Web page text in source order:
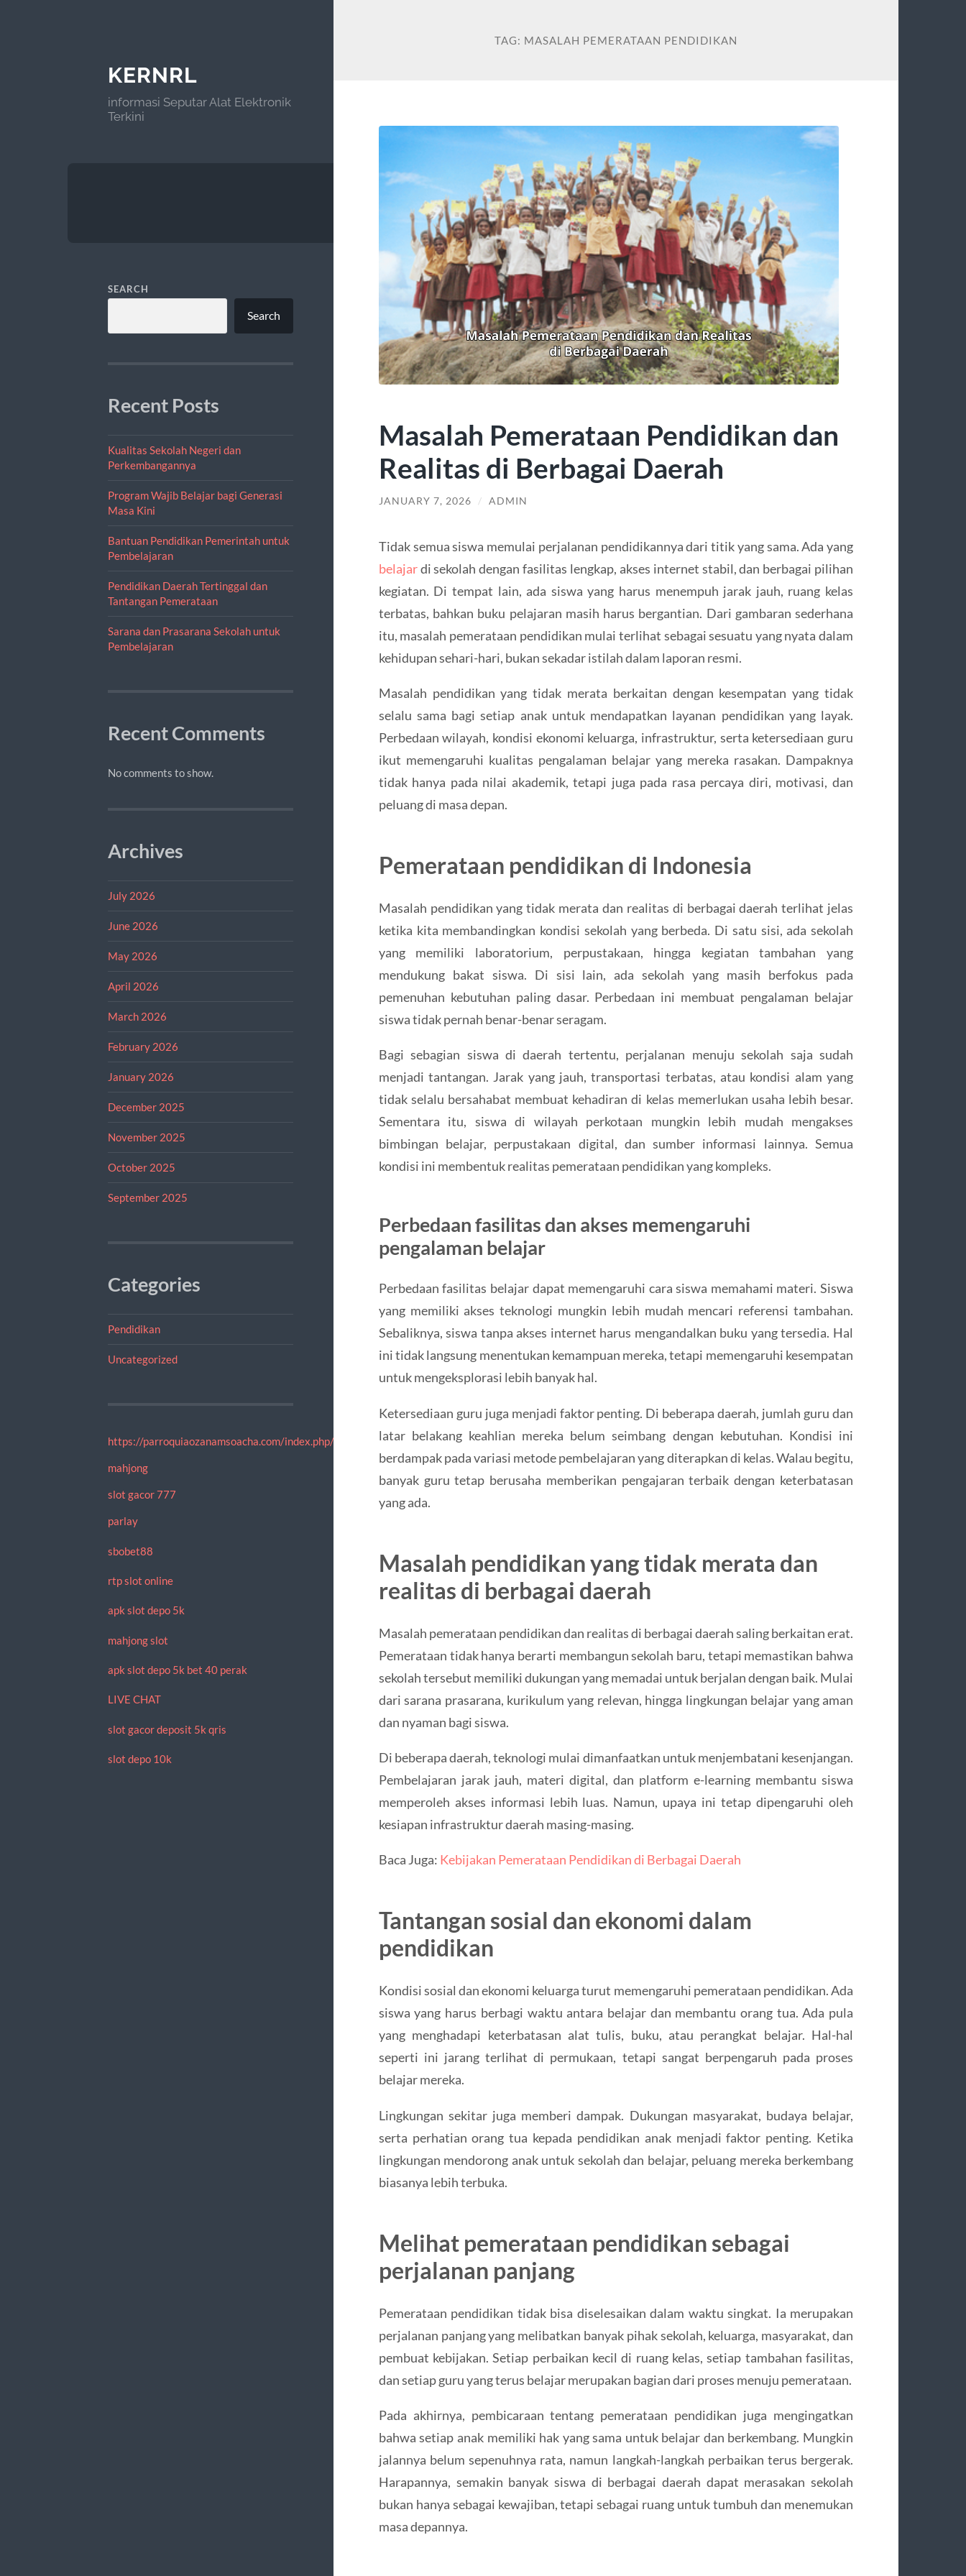
KERNRL
informasi Seputar Alat Elektronik
Terkini
SEARCH
Search
Recent Posts
Kualitas Sekolah Negeri dan
Perkembangannya
Program Wajib Belajar bagi Generasi
Masa Kini
Bantuan Pendidikan Pemerintah untuk
Pembelajaran
Pendidikan Daerah Tertinggal dan
Tantangan Pemerataan
Sarana dan Prasarana Sekolah untuk
Pembelajaran
Recent Comments
No comments to show.
Archives
July 2026
June 2026
May 2026
April 2026
March 2026
February 2026
January 2026
December 2025
November 2025
October 2025
September 2025
Categories
Pendidikan
Uncategorized
https://parroquiaozanamsoacha.com/index.php/nosotros/informacion.html
mahjong
slot gacor 777
parlay
sbobet88
rtp slot online
apk slot depo 5k
mahjong slot
apk slot depo 5k bet 40 perak
LIVE CHAT
slot gacor deposit 5k qris
slot depo 10k
TAG: MASALAH PEMERATAAN PENDIDIKAN
Masalah Pemerataan Pendidikan dan
Realitas di Berbagai Daerah
JANUARY 7, 2026 / ADMIN
Tidak semua siswa memulai perjalanan pendidikannya dari titik yang sama. Ada yang
belajardi sekolah dengan fasilitas lengkap, akses internet stabil, dan berbagai pilihan
kegiatan. Di tempat lain, ada siswa yang harus menempuh jarak jauh, ruang kelas
terbatas, bahkan buku pelajaran masih harus bergantian. Dari gambaran sederhana
itu, masalah pemerataan pendidikan mulai terlihat sebagai sesuatu yang nyata dalam
kehidupan sehari-hari, bukan sekadar istilah dalam laporan resmi.
Masalah pendidikan yang tidak merata berkaitan dengan kesempatan yang tidak
selalu sama bagi setiap anak untuk mendapatkan layanan pendidikan yang layak.
Perbedaan wilayah, kondisi ekonomi keluarga, infrastruktur, serta ketersediaan guru
ikut memengaruhi kualitas pengalaman belajar yang mereka rasakan. Dampaknya
tidak hanya pada nilai akademik, tetapi juga pada rasa percaya diri, motivasi, dan
peluang di masa depan.
Pemerataan pendidikan di Indonesia
Masalah pendidikan yang tidak merata dan realitas di berbagai daerah terlihat jelas
ketika kita membandingkan kondisi sekolah yang berbeda. Di satu sisi, ada sekolah
yang memiliki laboratorium, perpustakaan, hingga kegiatan tambahan yang
mendukung bakat siswa. Di sisi lain, ada sekolah yang masih berfokus pada
pemenuhan kebutuhan paling dasar. Perbedaan ini membuat pengalaman belajar
siswa tidak pernah benar-benar seragam.
Bagi sebagian siswa di daerah tertentu, perjalanan menuju sekolah saja sudah
menjadi tantangan. Jarak yang jauh, transportasi terbatas, atau kondisi alam yang
tidak selalu bersahabat membuat kehadiran di kelas memerlukan usaha lebih besar.
Sementara itu, siswa di wilayah perkotaan mungkin lebih mudah mengakses
bimbingan belajar, perpustakaan digital, dan sumber informasi lainnya. Semua
kondisi ini membentuk realitas pemerataan pendidikan yang kompleks.
Perbedaan fasilitas dan akses memengaruhi
pengalaman belajar
Perbedaan fasilitas belajar dapat memengaruhi cara siswa memahami materi. Siswa
yang memiliki akses teknologi mungkin lebih mudah mencari referensi tambahan.
Sebaliknya, siswa tanpa akses internet harus mengandalkan buku yang tersedia. Hal
ini tidak langsung menentukan kemampuan mereka, tetapi memengaruhi kesempatan
untuk mengeksplorasi lebih banyak hal.
Ketersediaan guru juga menjadi faktor penting. Di beberapa daerah, jumlah guru dan
latar belakang keahlian mereka belum seimbang dengan kebutuhan. Kondisi ini
berdampak pada variasi metode pembelajaran yang diterapkan di kelas. Walau begitu,
banyak guru tetap berusaha memberikan pengajaran terbaik dengan keterbatasan
yang ada.
Masalah pendidikan yang tidak merata dan
realitas di berbagai daerah
Masalah pemerataan pendidikan dan realitas di berbagai daerah saling berkaitan erat.
Pemerataan tidak hanya berarti membangun sekolah baru, tetapi memastikan bahwa
sekolah tersebut memiliki dukungan yang memadai untuk berjalan dengan baik. Mulai
dari sarana prasarana, kurikulum yang relevan, hingga lingkungan belajar yang aman
dan nyaman bagi siswa.
Di beberapa daerah, teknologi mulai dimanfaatkan untuk menjembatani kesenjangan.
Pembelajaran jarak jauh, materi digital, dan platform e-learning membantu siswa
memperoleh akses informasi lebih luas. Namun, upaya ini tetap dipengaruhi oleh
kesiapan infrastruktur daerah masing-masing.
Baca Juga: Kebijakan Pemerataan Pendidikan di Berbagai Daerah
Tantangan sosial dan ekonomi dalam
pendidikan
Kondisi sosial dan ekonomi keluarga turut memengaruhi pemerataan pendidikan. Ada
siswa yang harus berbagi waktu antara belajar dan membantu orang tua. Ada pula
yang menghadapi keterbatasan alat tulis, buku, atau perangkat belajar. Hal-hal
seperti ini jarang terlihat di permukaan, tetapi sangat berpengaruh pada proses
belajar mereka.
Lingkungan sekitar juga memberi dampak. Dukungan masyarakat, budaya belajar,
serta perhatian orang tua kepada pendidikan anak menjadi faktor penting. Ketika
lingkungan mendorong anak untuk sekolah dan belajar, peluang mereka berkembang
biasanya lebih terbuka.
Melihat pemerataan pendidikan sebagai
perjalanan panjang
Pemerataan pendidikan tidak bisa diselesaikan dalam waktu singkat. Ia merupakan
perjalanan panjang yang melibatkan banyak pihak sekolah, keluarga, masyarakat, dan
pembuat kebijakan. Setiap perbaikan kecil di ruang kelas, setiap tambahan fasilitas,
dan setiap guru yang terus belajar merupakan bagian dari proses menuju pemerataan.
Pada akhirnya, pembicaraan tentang pemerataan pendidikan juga mengingatkan
bahwa setiap anak memiliki hak yang sama untuk belajar dan berkembang. Mungkin
jalannya belum sepenuhnya rata, namun langkah-langkah perbaikan terus bergerak.
Harapannya, semakin banyak siswa di berbagai daerah dapat merasakan sekolah
bukan hanya sebagai kewajiban, tetapi sebagai ruang untuk tumbuh dan menemukan
masa depannya.